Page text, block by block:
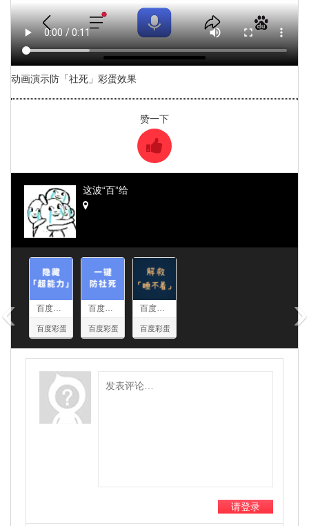
动画演示防「社死」彩蛋效果
赞一下
这波“百”给
百度彩蛋-色盲 隐藏的「超能力」
百度彩蛋
百度彩蛋-一键防「社死」
百度彩蛋
百度彩蛋-解救「睡不着」
百度彩蛋
‹ ›
请登录